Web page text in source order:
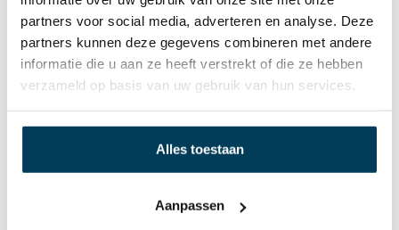
partners voor social media, adverteren en analyse. Deze
partners kunnen deze gegevens combineren met andere
informatie die u aan ze heeft verstrekt of die ze hebben
verzameld op basis van uw gebruik van hun services.
Alles toestaan
Aanpassen
Bij merceriseren wordt het garen ronder en veel
gelijkmatiger gemaakt. Een extra voordeel is dat
het garen veel sterker wordt en zijde zacht met
van de garen verbrand. Dit maakt een hoeslaken
De uitstekende haren en de vezeluiteinden van de